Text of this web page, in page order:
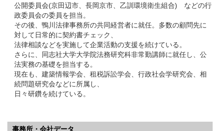
公開委員会(京田辺市、長岡京市、乙訓環境衛生組合) などの行
政委員会の委員を担当。
その後、鴨川法律事務所の共同経営者に就任。多数の顧問先に
対して日常的に契約書チェック、
法律相談などを実施して企業活動の支援を続けている。
さらに、同志社大学大学院法務研究科非常勤講師に就任し、公
法実務の基礎を担当する。
現在も、建築情報学会、租税訴訟学会、行政社会学研究会、相
続問題研究会などに所属し、
日々研鑽を続けている。
事務所・会社データ